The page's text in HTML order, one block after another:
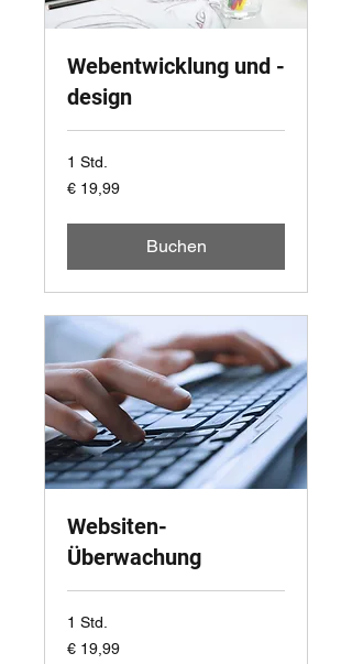
Webentwicklung und -
design
1 Std.
19,99
Euro
€ 19,99
Buchen
Websiten-
Überwachung
1 Std.
19,99
Euro
€ 19,99